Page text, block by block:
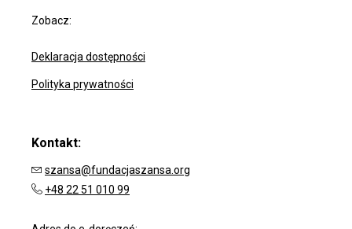
Zobacz:
Deklaracja dostępności
Polityka prywatności
Kontakt:
szansa@fundacjaszansa.org
+48 22 51 010 99